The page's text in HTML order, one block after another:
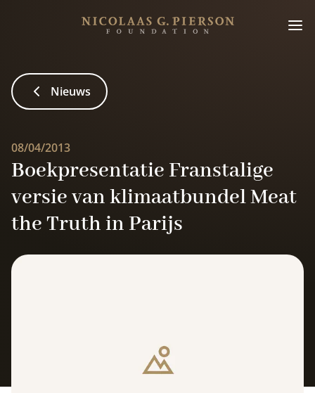
Nieuws
08/04/2013
Boekpresentatie Franstalige
versie van klimaatbundel Meat
the Truth in Parijs